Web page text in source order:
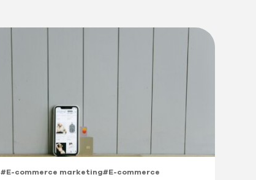
#E-commerce marketing#E-commerce